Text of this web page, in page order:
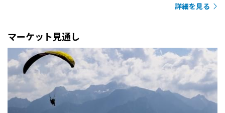
詳細を見る
マーケット見通し